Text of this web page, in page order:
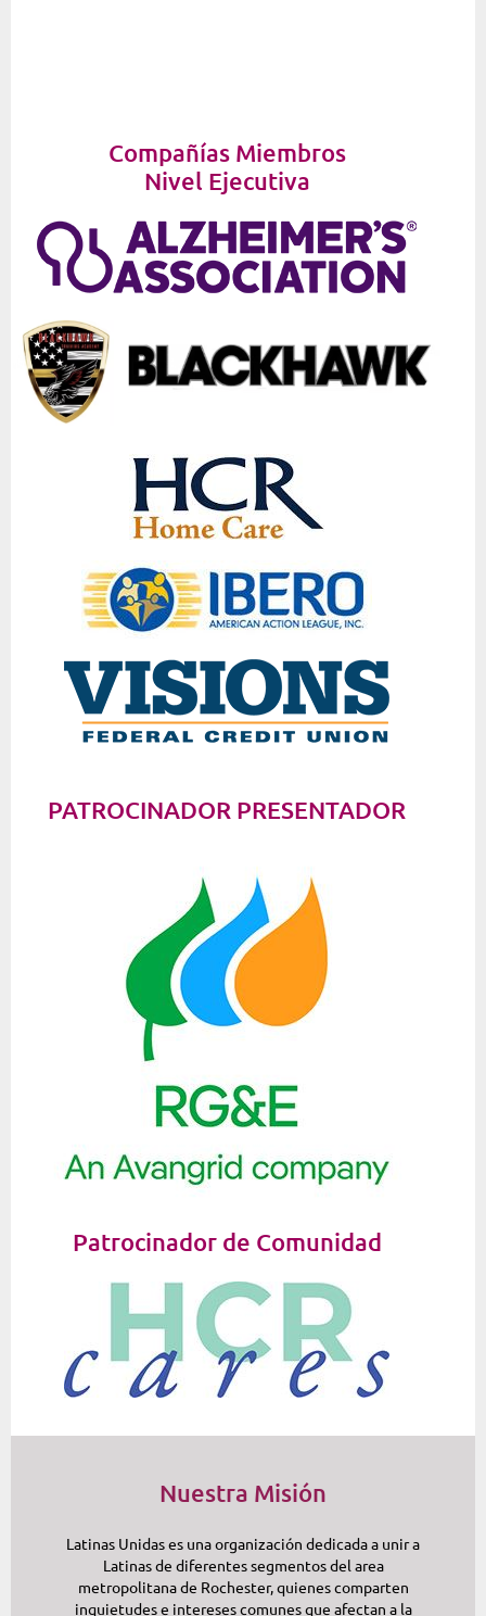
Compañías Miembros
Nivel Ejecutiva
PATROCINADOR PRESENTADOR
Patrocinador de Comunidad
Nuestra Misión
Latinas Unidas es una organización dedicada a unir a
Latinas de diferentes segmentos del area
metropolitana de Rochester, quienes comparten
inquietudes e intereses comunes que afectan a la